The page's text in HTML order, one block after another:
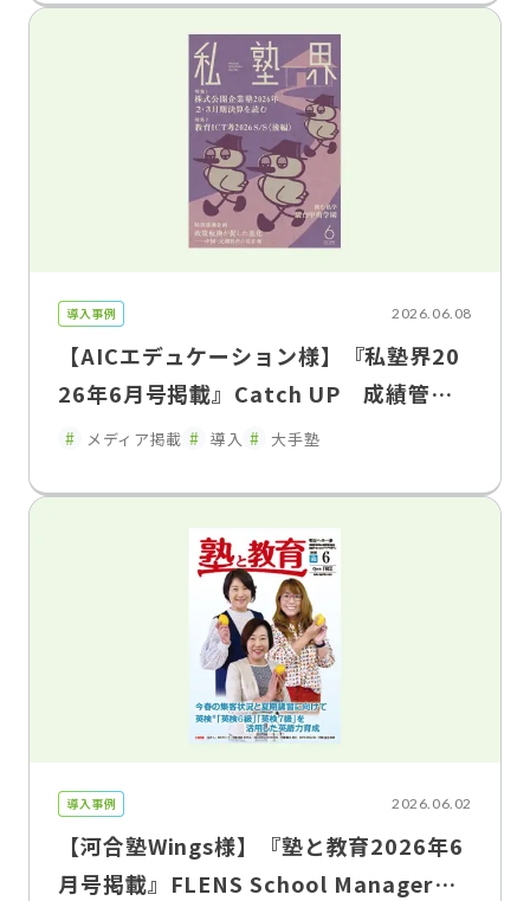
5月よりトライアル導入・運用開始
導入事例 2026.06.08
【AICエデュケーション様】『私塾界20
26年6月号掲載』Catch UP 成績管理
を「集める」から「活かす」へ「FLENS
のコミュニケーション
メディア掲載 導入 大手塾
導入事例 2026.06.02
【河合塾Wings様】『塾と教育2026年6
月号掲載』FLENS School Managerに